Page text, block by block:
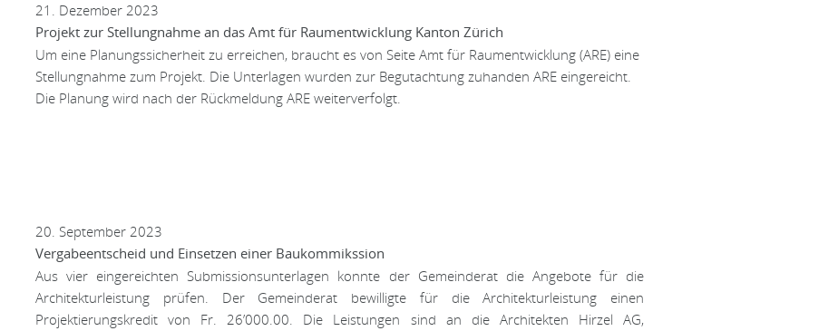
21. Dezember 2023
Projekt zur Stellungnahme an das Amt für Raumentwicklung Kanton Zürich
Um eine Planungssicherheit zu erreichen, braucht es von Seite Amt für Raumentwicklung (ARE) eine
Stellungnahme zum Projekt. Die Unterlagen wurden zur Begutachtung zuhanden ARE eingereicht.
Die Planung wird nach der Rückmeldung ARE weiterverfolgt.
20. September 2023
Vergabeentscheid und Einsetzen einer Baukommikssion
Aus vier eingereichten Submissionsunterlagen konnte der Gemeinderat die Angebote für die
Architekturleistung prüfen. Der Gemeinderat bewilligte für die Architekturleistung einen
Projektierungskredit von Fr. 26’000.00. Die Leistungen sind an die Architekten Hirzel AG,